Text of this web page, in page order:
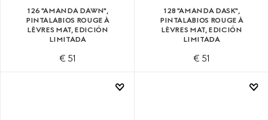
126 "AMANDA DAWN",
PINTALABIOS ROUGE À
LÈVRES MAT, EDICIÓN
LIMITADA
€ 51
128 "AMANDA DASK",
PINTALABIOS ROUGE À
LÈVRES MAT, EDICIÓN
LIMITADA
€ 51